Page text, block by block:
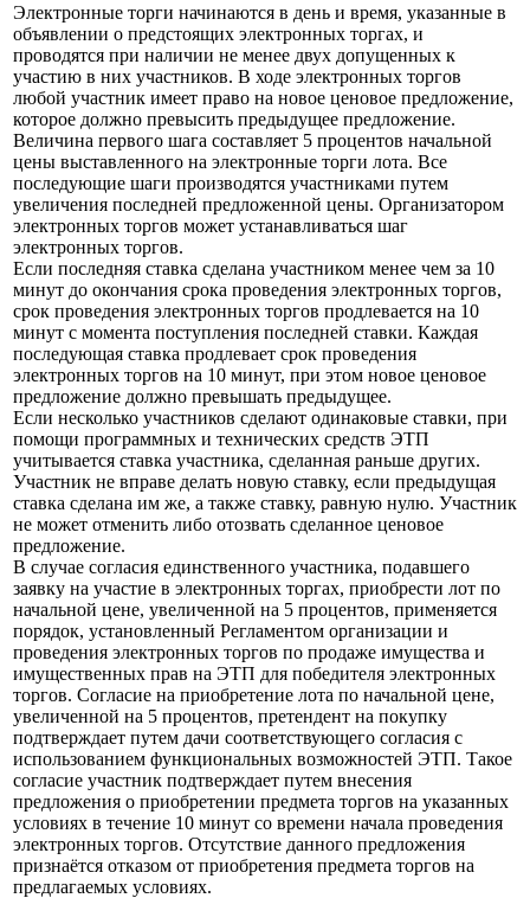
Электронные торги начинаются в день и время, указанные в
объявлении о предстоящих электронных торгах, и
проводятся при наличии не менее двух допущенных к
участию в них участников. В ходе электронных торгов
любой участник имеет право на новое ценовое предложение,
которое должно превысить предыдущее предложение.
Величина первого шага составляет 5 процентов начальной
цены выставленного на электронные торги лота. Все
последующие шаги производятся участниками путем
увеличения последней предложенной цены. Организатором
электронных торгов может устанавливаться шаг
электронных торгов.
Если последняя ставка сделана участником менее чем за 10
минут до окончания срока проведения электронных торгов,
срок проведения электронных торгов продлевается на 10
минут с момента поступления последней ставки. Каждая
последующая ставка продлевает срок проведения
электронных торгов на 10 минут, при этом новое ценовое
предложение должно превышать предыдущее.
Если несколько участников сделают одинаковые ставки, при
помощи программных и технических средств ЭТП
учитывается ставка участника, сделанная раньше других.
Участник не вправе делать новую ставку, если предыдущая
ставка сделана им же, а также ставку, равную нулю. Участник
не может отменить либо отозвать сделанное ценовое
предложение.
В случае согласия единственного участника, подавшего
заявку на участие в электронных торгах, приобрести лот по
начальной цене, увеличенной на 5 процентов, применяется
порядок, установленный Регламентом организации и
проведения электронных торгов по продаже имущества и
имущественных прав на ЭТП для победителя электронных
торгов. Согласие на приобретение лота по начальной цене,
увеличенной на 5 процентов, претендент на покупку
подтверждает путем дачи соответствующего согласия с
использованием функциональных возможностей ЭТП. Такое
согласие участник подтверждает путем внесения
предложения о приобретении предмета торгов на указанных
условиях в течение 10 минут со времени начала проведения
электронных торгов. Отсутствие данного предложения
признаётся отказом от приобретения предмета торгов на
предлагаемых условиях.